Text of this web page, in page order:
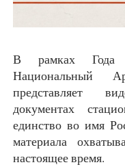
В рамках Года
Национальный
представляет
документах
единство во имя
материала
настоящее время.